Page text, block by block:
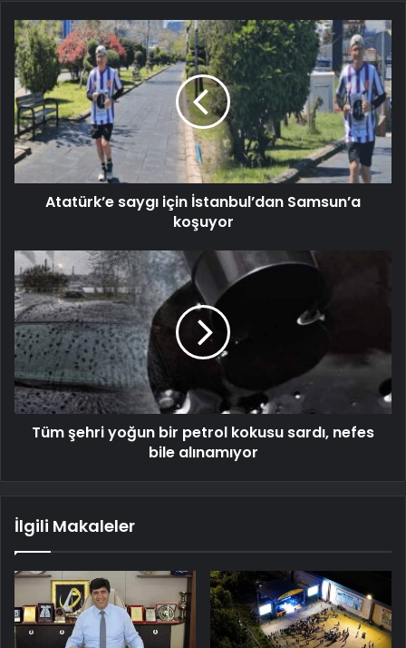
Atatürk’e saygı için İstanbul’dan Samsun’a
koşuyor
Tüm şehri yoğun bir petrol kokusu sardı, nefes
bile alınamıyor
İlgili Makaleler